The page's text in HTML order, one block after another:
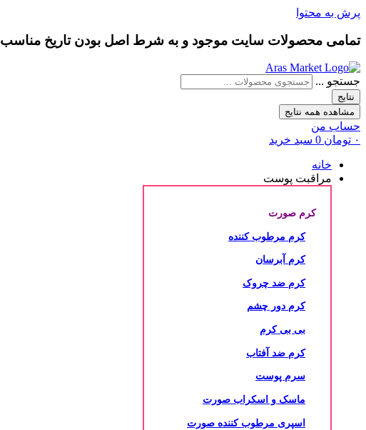
پرش به محتوا
تمامی محصولات سایت موجود و به شرط اصل بودنتاریخ مناسب
جستجو ...
نتایج
مشاهده همه نتایج
حساب من
۰ تومان 0 سبد خرید
خانه
مراقبت پوست
کرم صورت
کرم مرطوب کننده
کرم آبرسان
کرم ضد چروک
کرم دور چشم
بی بی کرم
کرم ضد آفتاب
سرم پوست
ماسک و اسکراب صورت
اسپری مرطوب کننده صورت